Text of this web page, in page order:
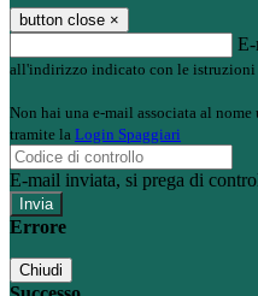
button close ×
all'indirizzo indicato con le istruzioni
Non hai una e-mail associata al
tramite la Login Spaggiari
E-mail inviata, si prega di
Errore
Chiudi